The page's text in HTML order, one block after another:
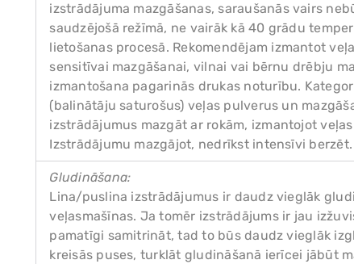
izstrādājuma mazgāšanas, saraušanās vairs
saudzējošā režīmā, ne vairāk kā 40 grādu
lietošanas procesā. Rekomendējam izmantot
sensitīvai mazgāšanai, vilnai vai bērnu drēbju
izmantošana pagarinās drukas noturību.
(balinātāju saturošus) veļas pulverus un
izstrādājumus mazgāt ar rokām, izmantojot
Izstrādājumu mazgājot, nedrīkst intensīvi berzēt.
Gludināšana:
Lina/puslina izstrādājumus ir daudz vieglāk
veļasmašīnas. Ja tomēr izstrādājums ir jau
pamatīgi samitrināt, tad to būs daudz vieglāk
kreisās puses, turklāt gludināšanā ierīcei jābūt